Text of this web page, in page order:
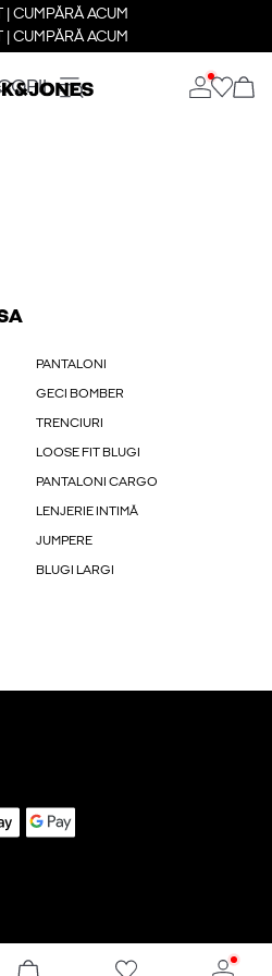
| CUMPĂRĂ ACUM
| CUMPĂRĂ ACUM
PANTALONI
GECI BOMBER
TRENCIURI
LOOSE FIT BLUGI
PANTALONI CARGO
LENJERIE INTIMĂ
JUMPERE
BLUGI LARGI